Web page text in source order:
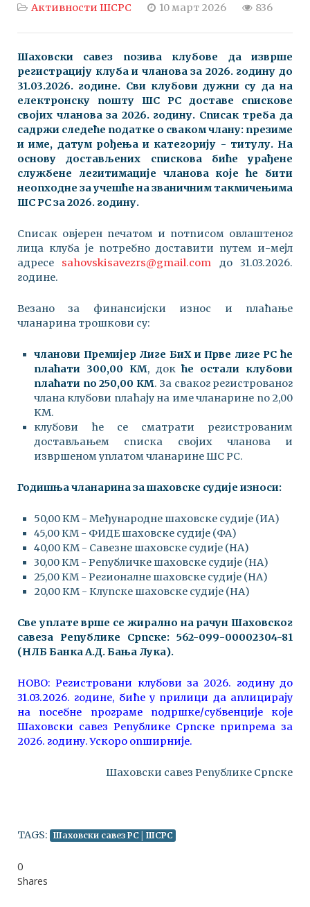
Активности ШСРС
10 март 2026 836
Шаховски савез позива клубове да изврше
регистрацију клуба и чланова за 2026. годину до
31.03.2026. године. Сви клубови дужни су да на
електронску пошту ШС РС доставе спискове
својих чланова за 2026. годину. Списак треба да
садржи следеће податке о сваком члану: презиме
и име, датум рођења и категорију - титулу. На
основу достављених спискова биће урађене
службене легитимације чланова које ће бити
неопходне за учешће на званичним такмичењима
ШС РС за 2026. годину.
Списак овјерен печатом и потписом овлаштеног
лица клуба је потребно доставити путем и-мејл
адресе sahovskisavezrs@gmail.com до 31.03.2026.
године.
Везано за финансијски износ и плаћање
чланарина трошкови су:
чланови Премијер Лиге БиХ и Прве лиге РС ће
плаћати 300,00 КМ, докће остали клубови
плаћати по 250,00 КМ. За сваког регистрованог
члана клубови плаћају на име чланарине по 2,00
КМ.
клубови ће се сматрати регистрованим
достављањем списка својих чланова и
извршеном уплатом чланарине ШС РС.
Годишња чланарина за шаховске судије износи:
50,00 КМ - Међународне шаховске судије (ИА)
45,00 КМ - ФИДЕ шаховске судије (ФА)
40,00 КМ - Савезне шаховске судије (НА)
30,00 КМ - Републичке шаховске судије (НА)
25,00 КМ - Регионалне шаховске судије (НА)
20,00 КМ - Клупске шаховске судије (НА)
Све уплате врше се жирално на рачун Шаховског
савеза Републике Српске: 562-099-00002304-81
(НЛБ Банка А.Д. Бања Лука).
НОВО: Регистровани клубови за 2026. годину до
31.03.2026. године, биће у прилици да аплицирају
на посебне програме подршке/субвенције које
Шаховски савез Републике Српске припрема за
2026. годину. Ускоро опширније.
Шаховски савез Републике Српске
TAGS: Шаховски савез РС│ШСРС
0
Shares